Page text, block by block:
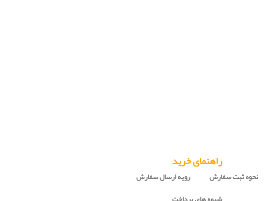
راهنمای خرید
نحوه ثبت سفارش
رویه ارسال سفارش